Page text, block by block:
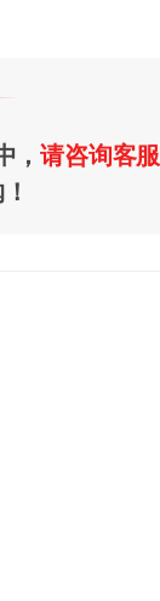
，请咨询客服